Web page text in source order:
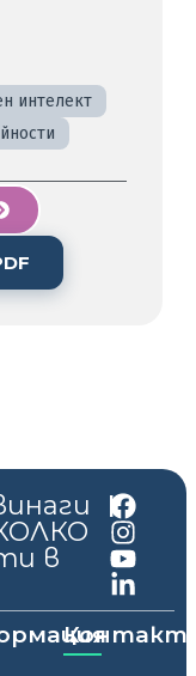
интелект
в
|